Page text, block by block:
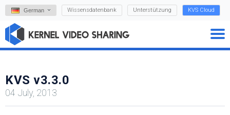
German Wissensdatenbank Unterstützung KVS Cloud
KVS v3.3.0
04 July, 2013